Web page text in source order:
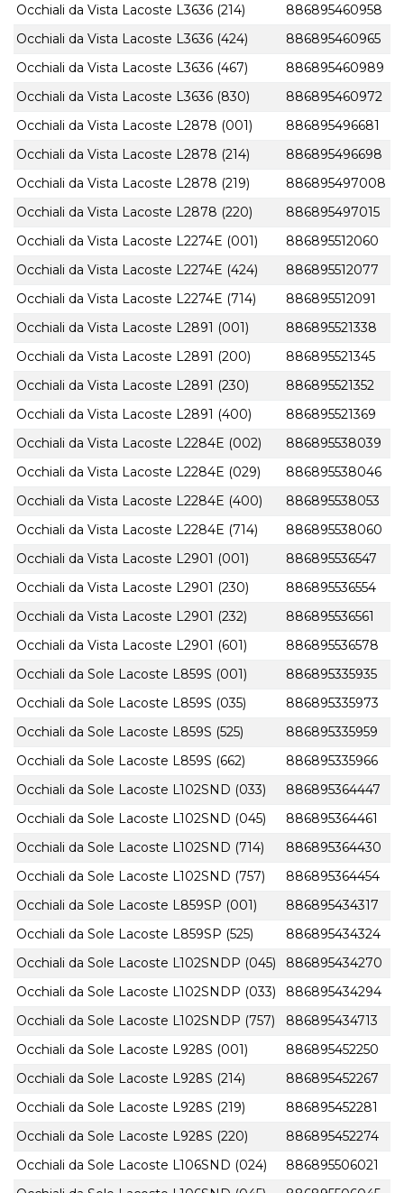
Occhiali da Vista Lacoste L3636 (214)
886895460958
Occhiali da Vista Lacoste L3636 (424)
886895460965
Occhiali da Vista Lacoste L3636 (467)
886895460989
Occhiali da Vista Lacoste L3636 (830)
886895460972
Occhiali da Vista Lacoste L2878 (001)
886895496681
Occhiali da Vista Lacoste L2878 (214)
886895496698
Occhiali da Vista Lacoste L2878 (219)
886895497008
Occhiali da Vista Lacoste L2878 (220)
886895497015
Occhiali da Vista Lacoste L2274E (001)
886895512060
Occhiali da Vista Lacoste L2274E (424)
886895512077
Occhiali da Vista Lacoste L2274E (714)
886895512091
Occhiali da Vista Lacoste L2891 (001)
886895521338
Occhiali da Vista Lacoste L2891 (200)
886895521345
Occhiali da Vista Lacoste L2891 (230)
886895521352
Occhiali da Vista Lacoste L2891 (400)
886895521369
Occhiali da Vista Lacoste L2284E (002)
886895538039
Occhiali da Vista Lacoste L2284E (029)
886895538046
Occhiali da Vista Lacoste L2284E (400)
886895538053
Occhiali da Vista Lacoste L2284E (714)
886895538060
Occhiali da Vista Lacoste L2901 (001)
886895536547
Occhiali da Vista Lacoste L2901 (230)
886895536554
Occhiali da Vista Lacoste L2901 (232)
886895536561
Occhiali da Vista Lacoste L2901 (601)
886895536578
Occhiali da Sole Lacoste L859S (001)
886895335935
Occhiali da Sole Lacoste L859S (035)
886895335973
Occhiali da Sole Lacoste L859S (525)
886895335959
Occhiali da Sole Lacoste L859S (662)
886895335966
Occhiali da Sole Lacoste L102SND (033)
886895364447
Occhiali da Sole Lacoste L102SND (045)
886895364461
Occhiali da Sole Lacoste L102SND (714)
886895364430
Occhiali da Sole Lacoste L102SND (757)
886895364454
Occhiali da Sole Lacoste L859SP (001)
886895434317
Occhiali da Sole Lacoste L859SP (525)
886895434324
Occhiali da Sole Lacoste L102SNDP (045)
886895434270
Occhiali da Sole Lacoste L102SNDP (033)
886895434294
Occhiali da Sole Lacoste L102SNDP (757)
886895434713
Occhiali da Sole Lacoste L928S (001)
886895452250
Occhiali da Sole Lacoste L928S (214)
886895452267
Occhiali da Sole Lacoste L928S (219)
886895452281
Occhiali da Sole Lacoste L928S (220)
886895452274
Occhiali da Sole Lacoste L106SND (024)
886895506021